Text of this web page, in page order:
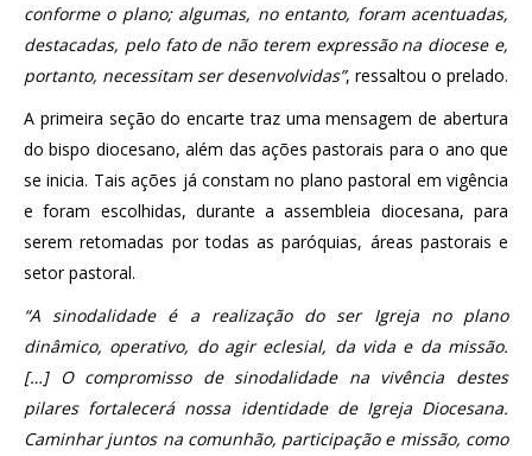
conforme o plano; algumas, no entanto, foram acentuadas,
destacadas, pelo fato de não terem expressão na diocese e,
portanto, necessitam ser desenvolvidas”, ressaltou o prelado.
A primeira seção do encarte traz uma mensagem de abertura
do bispo diocesano, além das ações pastorais para o ano que
se inicia. Tais ações já constam no plano pastoral em vigência
e foram escolhidas, durante a assembleia diocesana, para
serem retomadas por todas as paróquias, áreas pastorais e
setor pastoral.
“A sinodalidade é a realização do ser Igreja no plano
dinâmico, operativo, do agir eclesial, da vida e da missão.
[…] O compromisso de sinodalidade na vivência destes
pilares fortalecerá nossa identidade de Igreja Diocesana.
Caminhar juntos na comunhão, participação e missão, como